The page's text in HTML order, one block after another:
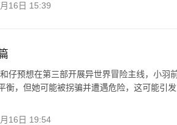
16日 15:39
和仔预想在第三部开展异世界冒险主线，小
衡，但她可能被拐骗并遭遇危险，这可能引
16日 19:54